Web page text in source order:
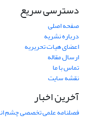
دسترسی سریع
صفحه اصلی
درباره نشریه
اعضای هیات تحریریه
ارسال مقاله
تماس با ما
نقشه سایت
آخرین اخبار
فصلنامه علمی تخصصی چشم